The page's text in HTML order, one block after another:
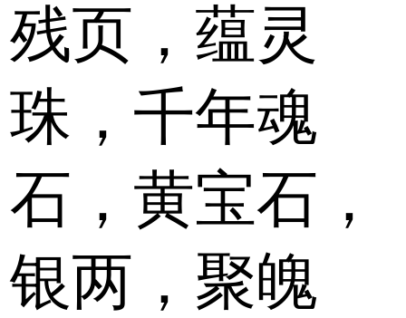
残页，蕴灵
珠，千年魂
石，黄宝石，
银两，聚魄